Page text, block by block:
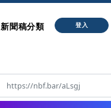
新聞稿分類 登入